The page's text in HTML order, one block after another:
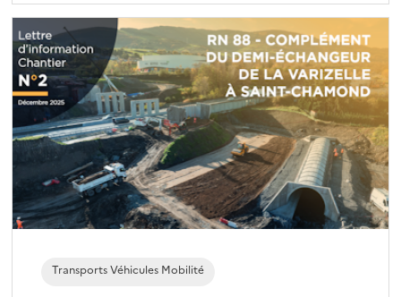
Transports Véhicules Mobilité